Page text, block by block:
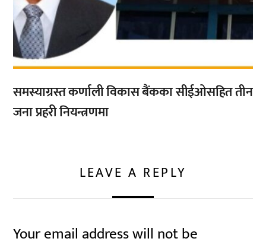
समस्याग्रस्त कर्णाली विकास बैंकका सीईओसहित तीन
जना प्रहरी नियन्त्रणमा
LEAVE A REPLY
Your email address will not be